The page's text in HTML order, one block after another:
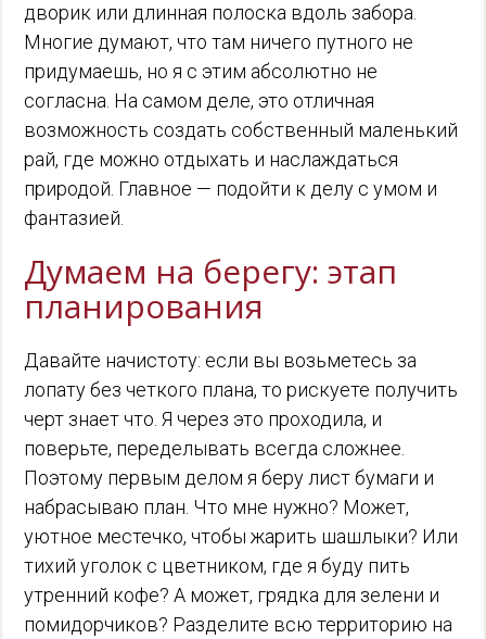
дворик или длинная полоска вдоль забора.
Многие думают, что там ничего путного не
придумаешь, но я с этим абсолютно не
согласна. На самом деле, это отличная
возможность создать собственный маленький
рай, где можно отдыхать и наслаждаться
природой. Главное — подойти к делу с умом и
фантазией.
Думаем на берегу: этап
планирования
Давайте начистоту: если вы возьметесь за
лопату без четкого плана, то рискуете получить
черт знает что. Я через это проходила, и
поверьте, переделывать всегда сложнее.
Поэтому первым делом я беру лист бумаги и
набрасываю план. Что мне нужно? Может,
уютное местечко, чтобы жарить шашлыки? Или
тихий уголок с цветником, где я буду пить
утренний кофе? А может, грядка для зелени и
помидорчиков? Разделите всю территорию на